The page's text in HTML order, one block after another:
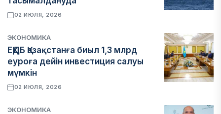
02 ИЮЛЯ, 2026
ЭКОНОМИКА
ЕҚДБ Қазақстанға биыл 1,3 млрд
еуроға дейін инвестиция салуы
мүмкін
02 ИЮЛЯ, 2026
ЭКОНОМИКА